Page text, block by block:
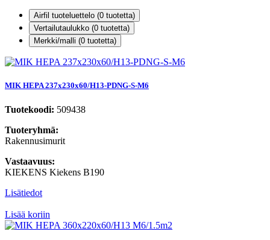
Airfil tuoteluettelo (0 tuotetta)
Vertailutaulukko (0 tuotetta)
Merkki/malli (0 tuotetta)
MIK HEPA 237x230x60/H13-PDNG-S-M6
Tuotekoodi: 509438
Tuoteryhmä:
Rakennusimurit
Vastaavuus:
KIEKENS Kiekens B190
Lisätiedot
Lisää koriin